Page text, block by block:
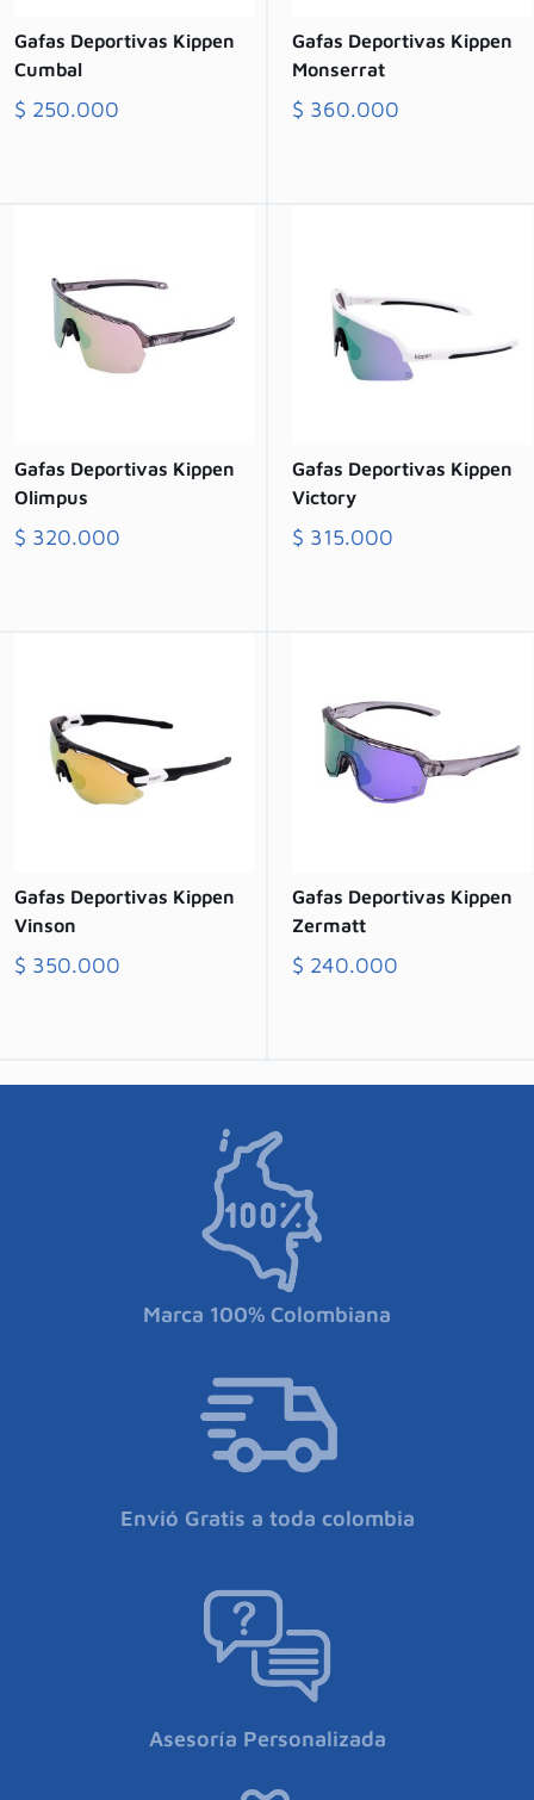
Gafas Deportivas Kippen
Cumbal
$ 250.000
Gafas Deportivas Kippen
Monserrat
$ 360.000
Gafas Deportivas Kippen
Olimpus
$ 320.000
Gafas Deportivas Kippen
Victory
$ 315.000
Gafas Deportivas Kippen
Vinson
$ 350.000
Gafas Deportivas Kippen
Zermatt
$ 240.000
Marca 100% Colombiana
Envió Gratis a toda colombia
Asesoría Personalizada